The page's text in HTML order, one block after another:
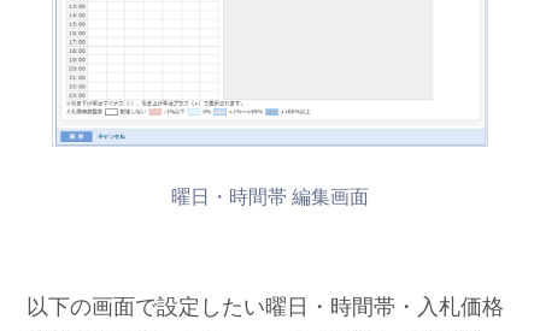
曜日・時間帯 編集画面
以下の画面で設定したい曜日・時間帯・入札価格